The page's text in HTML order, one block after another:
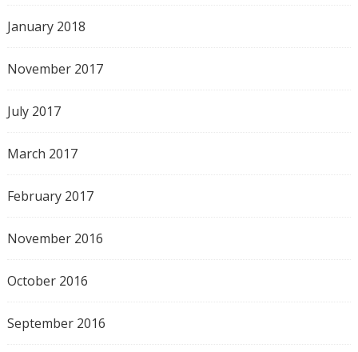
January 2018
November 2017
July 2017
March 2017
February 2017
November 2016
October 2016
September 2016